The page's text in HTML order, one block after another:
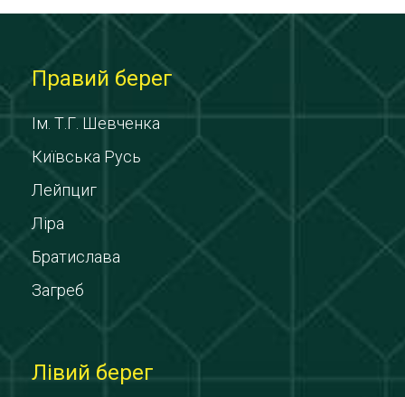
Правий берег
Ім. Т.Г. Шевченка
Київська Русь
Лейпциг
Ліра
Братислава
Загреб
Лівий берег